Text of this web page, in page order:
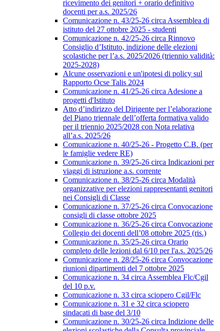
ricevimento dei genitori + orario definitivo
docenti per a.s. 2025/26
Comunicazione n. 43/25-26 circa Assemblea di
istituto del 27 ottobre 2025 - studenti
Comunicazione n. 42/25-26 circa Rinnovo
Consiglio d’Istituto, indizione delle elezioni
scolastiche per l’a.s. 2025/2026 (triennio validità:
2025-2028)
Alcune osservazioni e un'ipotesi di policy sul
Rapporto Ocse Talis 2024
Comunicazione n. 41/25-26 circa Adesione a
progetti d'Istituto
Atto d’indirizzo del Dirigente per l’elaborazione
del Piano triennale dell’offerta formativa valido
per il triennio 2025/2028 con Nota relativa
all’a.s. 2025/26
Comunicazione n. 40/25-26 - Progetto C.B. (per
le famiglie vedere RE)
Comunicazione n. 39/25-26 circa Indicazioni per
viaggi di istruzione a.s. corrente
Comunicazione n. 38/25-26 circa Modalità
organizzative per elezioni rappresentanti genitori
nei Consigli di Classe
Comunicazione n. 37/25-26 circa Convocazione
consigli di classe ottobre 2025
Comunicazione n. 36/25-26 circa Convocazione
Collegio dei docenti dell’08 ottobre 2025 (ris.)
Comunicazione n. 35/25-26 circa Orario
completo delle lezioni dal 6/10 per l'a.s. 2025/26
Comunicazione n. 28/25-26 circa Convocazione
riunioni dipartimenti del 7 ottobre 2025
Comunicazione n. 34 circa Assemblea Flc/Cgil
del 10 p.v.
Comunicazione n. 33 circa sciopero Cgil/Flc
Comunicazione n. 31 e 32 circa sciopero
sindacati di base del 3/10
Comunicazione n. 30/25-26 circa Indizione delle